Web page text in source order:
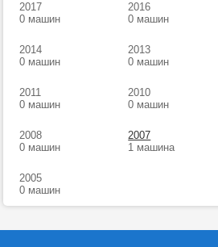
2017
0 машин
2016
0 машин
2014
0 машин
2013
0 машин
2011
0 машин
2010
0 машин
2008
0 машин
2007
1 машина
2005
0 машин